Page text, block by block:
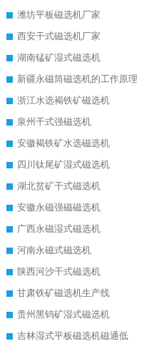
潍坊平板磁选机厂家
西安干式磁选机厂家
湖南锰矿湿式磁选机
新疆永磁筒磁选机的工作原理
浙江水选褐铁矿磁选机
泉州干式强磁选机
安徽褐铁矿水选磁选机
四川钛尾矿湿式磁选机
湖北贫矿干式磁选机
安徽永磁强磁磁选机
广西永磁湿式磁选机
河南永磁式磁选机
陕西河沙干式磁选机
甘肃铁矿磁选机生产线
贵州黑钨矿湿式磁选机
吉林湿式平板磁选机磁通低